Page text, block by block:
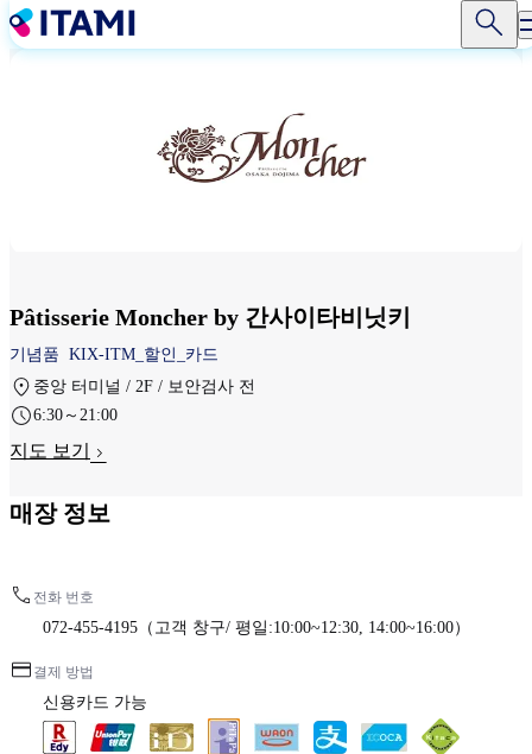
주
요
Pâtisserie Moncher by 간사이타비닛키
기념품 KIX-ITM_할인_카드
중앙 터미널 / 2F / 보안검사 전
6:30～21:00
지도 보기
매장 정보
전화 번호
072-455-4195（고객 창구/ 평일:10:00~12:30, 14:00~16:00）
결제 방법
신용카드 가능